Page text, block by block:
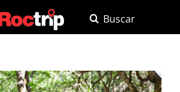
Agenda
Buscar
resultados